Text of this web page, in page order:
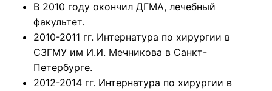
В 2010 году окончил ДГМА, лечебный
факультет.
2010-2011 гг. Интернатура по хирургии в
СЗГМУ им И.И. Мечникова в Санкт-
Петербурге.
2012-2014 гг. Интернатура по хирургии в